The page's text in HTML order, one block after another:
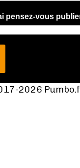
pensez-vous
2026